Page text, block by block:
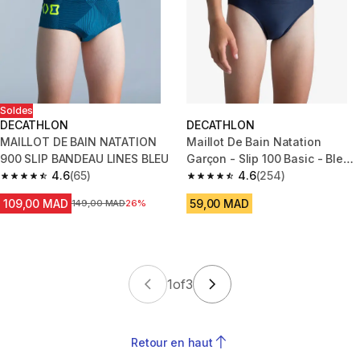
Soldes
DECATHLON
MAILLOT DE BAIN NATATION
900 SLIP BANDEAU LINES BLEU
4.6
4.6 out of 5 stars from 65 reviews
(65)
109,00 MAD Prix avant la réduction
149,00 MAD26%
DECATHLON
Maillot De Bain Natation
Garçon - Slip 100 Basic - Bleu
Marine
4.6
4.6 out of 5 stars from 254
(254)
59,00 MAD
1of3
Retour en haut